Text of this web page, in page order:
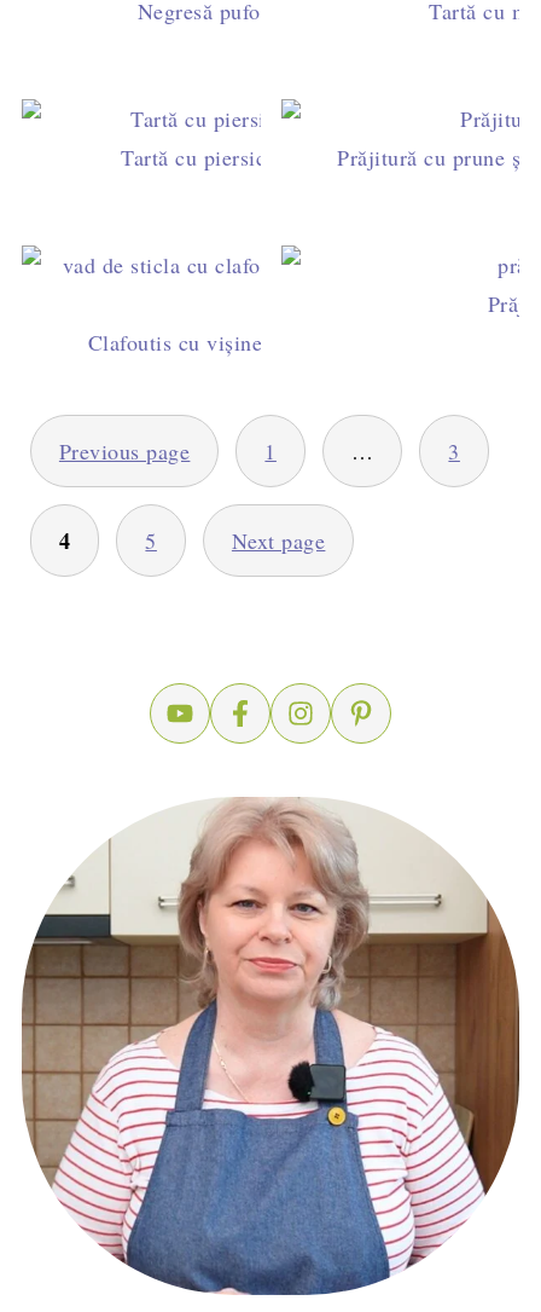
Negresă pufoasă cu cremă de dovleac
Tartă cu
Tartă cu piersici şi cremă frangipane
Prăjitură cu prune și
Clafoutis cu vişine, desert franțuzesc simplu și
PAGINAȚIE
ARTICOLE
Previous page 1 … 3
4 5 Next page